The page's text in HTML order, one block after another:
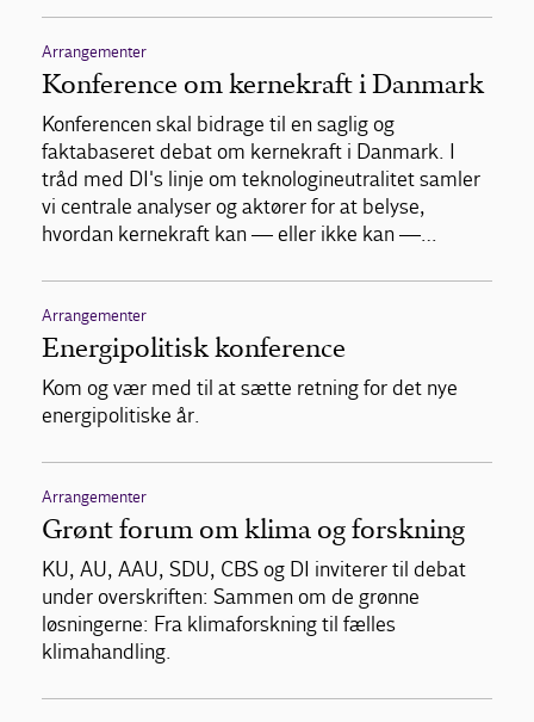
Arrangementer
Konference om kernekraft i Danmark
Konferencen skal bidrage til en saglig og
faktabaseret debat om kernekraft i Danmark. I
tråd med DI's linje om teknologineutralitet samler
vi centrale analyser og aktører for at belyse,
hvordan kernekraft kan — eller ikke kan —…
Arrangementer
Energipolitisk konference
Kom og vær med til at sætte retning for det nye
energipolitiske år.
Arrangementer
Grønt forum om klima og forskning
KU, AU, AAU, SDU, CBS og DI inviterer til debat
under overskriften: Sammen om de grønne
løsningerne: Fra klimaforskning til fælles
klimahandling.